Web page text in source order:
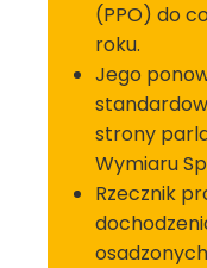
(PPO) do
roku.
Jego
strony
Wymiaru
Rzecznik